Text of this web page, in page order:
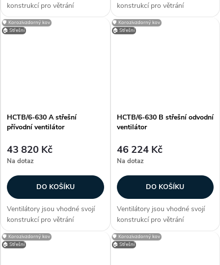
konstrukcí pro větrání
průmyslových hal, provozoven,
bazénů a skladů. Zákazníci
konstrukcí pro větrání
průmyslových hal, provozoven,
bazénů a skladů. Zákazníci
🛡️ Korozivzdorný kov
🏠 Střešní
HCTB/6-630 A střešní
přívodní ventilátor
43 820 Kč
Na dotaz
DO KOŠÍKU
Ventilátory jsou vhodné svojí
konstrukcí pro větrání
průmyslových hal, provozoven,
bazénů a skladů. Zákazníci
🛡️ Korozivzdorný kov
🏠 Střešní
HCTB/6-630 B střešní odvodní
ventilátor
46 224 Kč
Na dotaz
DO KOŠÍKU
Ventilátory jsou vhodné svojí
konstrukcí pro větrání
průmyslových hal, provozoven,
bazénů a skladů. Zákazníci
🛡️ Korozivzdorný kov
🏠 Střešní
🛡️ Korozivzdorný kov
🏠 Střešní